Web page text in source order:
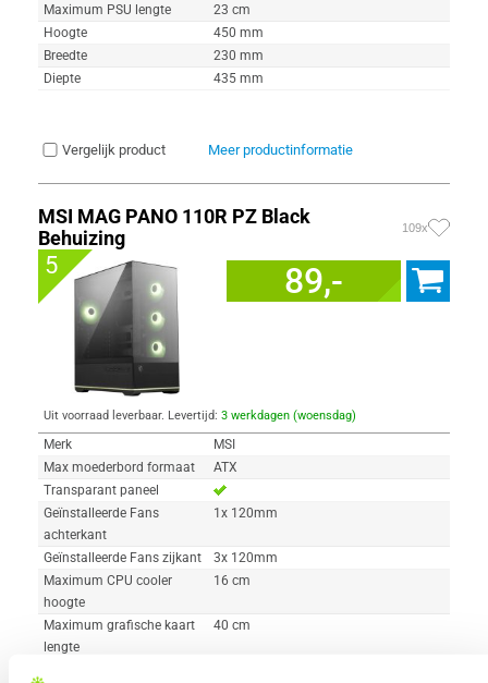
Maximum PSU lengte
23 cm
Hoogte
450 mm
Breedte
230 mm
Diepte
435 mm
Vergelijk product Meer productinformatie
MSI MAG PANO 110R PZ Black
Behuizing
109x
5 89,-
Uit voorraad leverbaar. Levertijd: 3 werkdagen (woensdag)
Merk
MSI
Max moederbord formaat
ATX
Transparant paneel
Geïnstalleerde Fans
achterkant
1x 120mm
Geïnstalleerde Fans zijkant
3x 120mm
Maximum CPU cooler
hoogte
16 cm
Maximum grafische kaart
lengte
40 cm